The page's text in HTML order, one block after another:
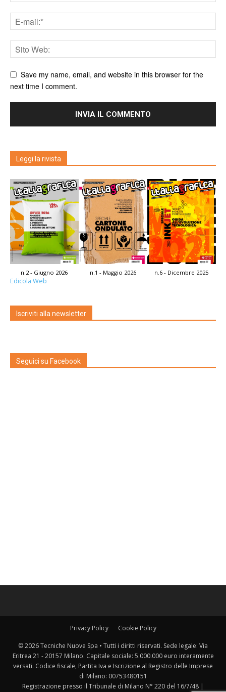
Save my name, email, and website in this browser for the
next time I comment.
Leggi la rivista
n.2 - Giugno 2026 n.1 - Maggio 2026 n.6 - Dicembre 2025
Edicola Web
Iscriviti alla newsletter
Seguici su Facebook
Privacy Policy Cookie Policy
© 2026 Tecniche Nuove Spa • Tutti i diritti riservati. Sede legale: Via
Eritrea 21 - 20157 Milano. Capitale sociale: 5.000.000 euro interamente
versati. Codice fiscale, Partita Iva e Iscrizione al Registro delle Imprese
di Milano: 00753480151
Registrazione presso il Tribunale di Milano N° 220 del 16/7/48 |